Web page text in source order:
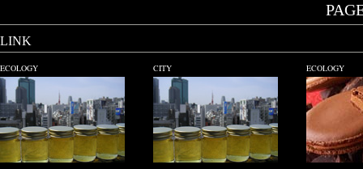
LINK
ECOLOGY CITY ECOLOGY